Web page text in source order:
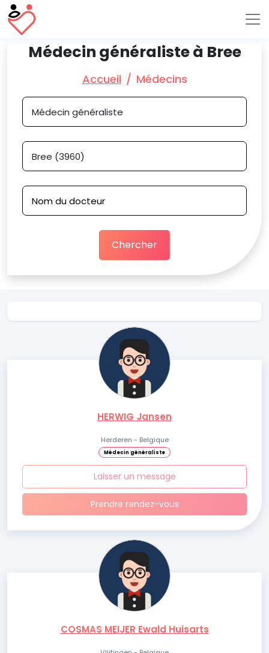
Médecin généraliste à Bree
Accueil Médecins
Chercher
HERWIG Jansen
Herderen - Belgique
Médecin généraliste
Laisser un message
Prendre rendez-vous
COSMAS MEIJER Ewald Huisarts